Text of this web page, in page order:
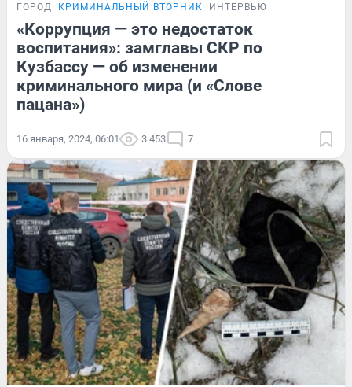
ГОРОД КРИМИНАЛЬНЫЙ ВТОРНИК ИНТЕРВЬЮ
«Коррупция — это недостаток
воспитания»: замглавы СКР по
Кузбассу — об изменении
криминального мира (и «Слове
пацана»)
16 января, 2024, 06:01 3 453 7